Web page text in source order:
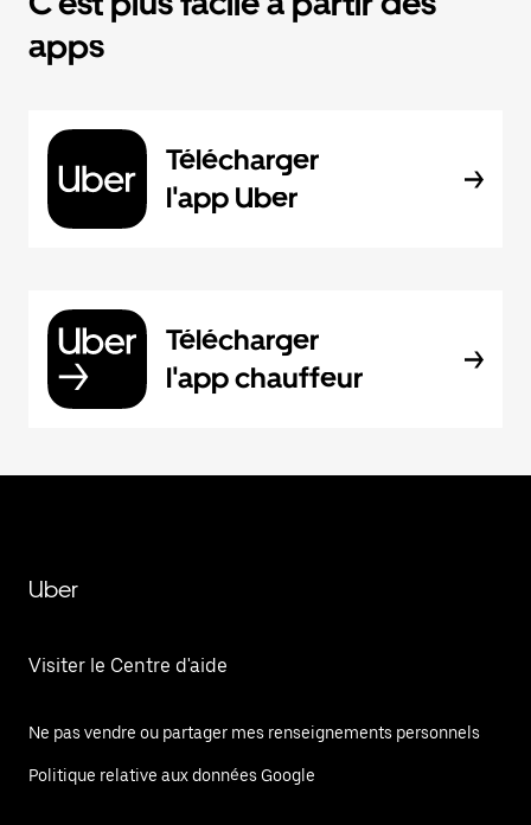
apps
Télécharger
l'app Uber
Télécharger
l'app chauffeur
Uber
Visiter le Centre d'aide
Ne pas vendre ou partager mes renseignements personnels
Politique relative aux données Google